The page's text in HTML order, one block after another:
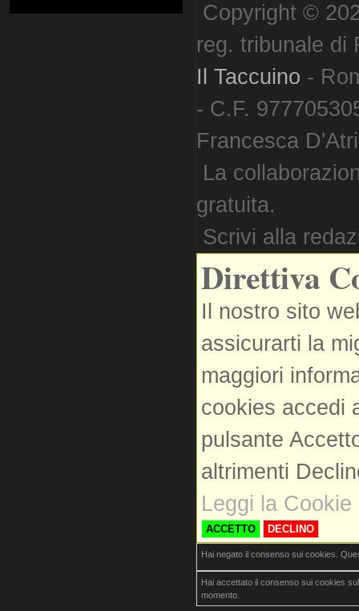
Copyright ©
reg. tribunale di
Il Taccuino -
- C.F.
Francesca
La
gratuita.
Scrivi alla
Direttiva
Il nostro sito
assicurarti la
maggiori
cookies accedi
pulsante
altrimenti
Leggi la Cookie
ACCETTO DECLINO
Hai negato il consenso sui cookies.
Hai accettato il consenso sui cookies
momento.